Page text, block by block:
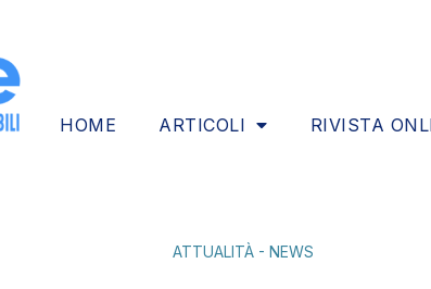
HOME ARTICOLI RIVISTA
ATTUALITÀ - NEWS